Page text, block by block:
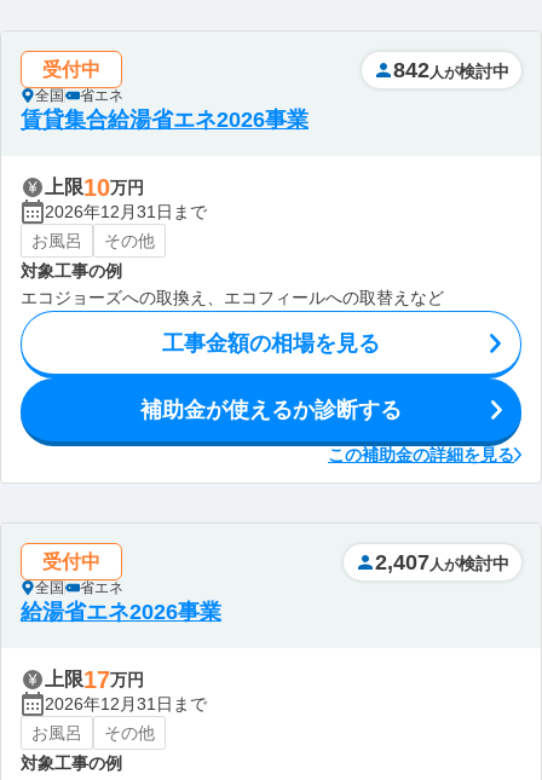
受付中
全国 省エネ
842 人が検討中
賃貸集合給湯省エネ2026事業
上限10万円
2026年12月31日まで
お風呂
その他
対象工事の例
エコジョーズへの取換え、エコフィールへの取替えなど
工事金額の相場を見る
補助金が使えるか診断する
この補助金の詳細を見る
受付中
全国 省エネ
2,407 人が検討中
給湯省エネ2026事業
上限17万円
2026年12月31日まで
お風呂
その他
対象工事の例